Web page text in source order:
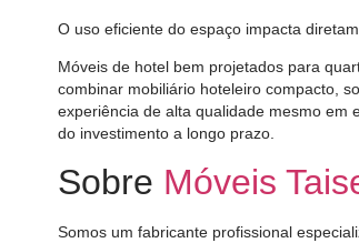
O uso eficiente do espaço impacta
Móveis de hotel bem projetados para
combinar mobiliário hoteleiro compacto,
experiência de alta qualidade mesmo em
do investimento a longo prazo.
Sobre Móveis
Somos um fabricante profissional